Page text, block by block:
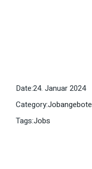
Date:24. Januar 2024
Category:Jobangebote
Tags:Jobs